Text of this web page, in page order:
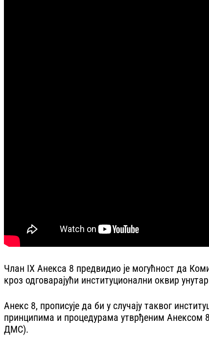
Члан IX Анекса 8 предвидио је могућност да
кроз одговарајући институционални оквир
Анекс 8, прописује да би у случају таквог
принципима и процедурама утврђеним Анексом
ДМС).